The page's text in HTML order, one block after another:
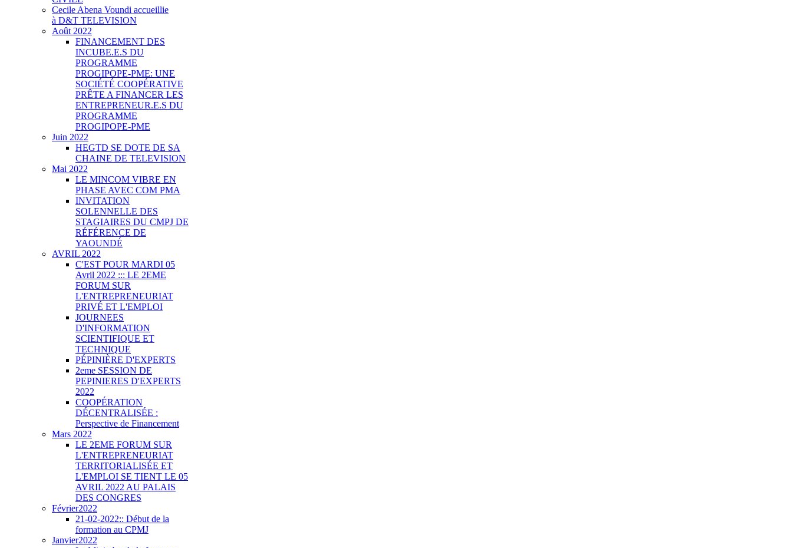
Cecile Abena Voundi accueillie
à D&T TELEVISION
Août 2022
FINANCEMENT DES
INCUBE.E.S DU
PROGRAMME
PROGIPOPE-PME: UNE
SOCIÉTÉ COOPÉRATIVE
PRÊTE A FINANCER LES
ENTREPRENEUR.E.S DU
PROGRAMME
PROGIPOPE-PME
Juin 2022
HEGTD SE DOTE DE SA
CHAINE DE TELEVISION
Mai 2022
LE MINCOM VIBRE EN
PHASE AVEC COM PMA
INVITATION
SOLENNELLE DES
STAGIAIRES DU CMPJ DE
RÉFÉRENCE DE
YAOUNDÉ
AVRIL 2022
C'EST POUR MARDI 05
Avril 2022 ::: LE 2EME
FORUM SUR
L'ENTREPRENEURIAT
PRIVÉ ET L'EMPLOI
JOURNEES
D'INFORMATION
SCIENTIFIQUE ET
TECHNIQUE
PÉPINIÈRE D'EXPERTS
2eme SESSION DE
PEPINIERES D'EXPERTS
2022
COOPÉRATION
DÉCENTRALISÉE :
Perspective de Financement
Mars 2022
LE 2EME FORUM SUR
L'ENTREPRENEURIAT
TERRITORIALISÉE ET
L'EMPLOI SE TIENT LE 05
AVRIL 2022 AU PALAIS
DES CONGRES
Février2022
21-02-2022:: Début de la
formation au CPMJ
Janvier2022